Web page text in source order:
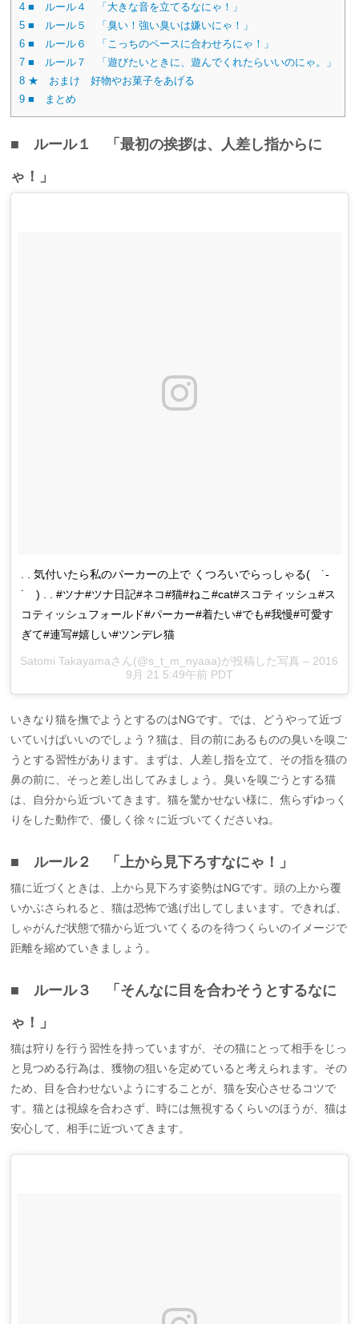
4 ■ ルール４ 「大きな音を立てるなにゃ！」
5 ■ ルール５ 「臭い！強い臭いは嫌いにゃ！」
6 ■ ルール６ 「こっちのペースに合わせろにゃ！」
7 ■ ルール７ 「遊びたいときに、遊んでくれたらいいのにゃ。」
8 ★ おまけ 好物やお菓子をあげる
9 ■ まとめ
■ ルール１ 「最初の挨拶は、人差し指からに
ゃ！」
. . 気付いたら私のパーカーの上で くつろいでらっしゃる( ˙-
˙ ) . . #ツナ#ツナ日記#ネコ#猫#ねこ#cat#スコティッシュ#ス
コティッシュフォールド#パーカー#着たい#でも#我慢#可愛す
ぎて#連写#嬉しい#ツンデレ猫
Satomi Takayamaさん(@s_t_m_nyaaa)が投稿した写真 – 2016
9月 21 5:49午前 PDT
いきなり猫を撫でようとするのはNGです。では、どうやって近づ
いていけばいいのでしょう？猫は、目の前にあるものの臭いを嗅ご
うとする習性があります。まずは、人差し指を立て、その指を猫の
鼻の前に、そっと差し出してみましょう。臭いを嗅ごうとする猫
は、自分から近づいてきます。猫を驚かせない様に、焦らずゆっく
りをした動作で、優しく徐々に近づいてくださいね。
■ ルール２ 「上から見下ろすなにゃ！」
猫に近づくときは、上から見下ろす姿勢はNGです。頭の上から覆
いかぶさられると、猫は恐怖で逃げ出してしまいます。できれば、
しゃがんだ状態で猫から近づいてくるのを待つくらいのイメージで
距離を縮めていきましょう。
■ ルール３ 「そんなに目を合わそうとするなに
ゃ！」
猫は狩りを行う習性を持っていますが、その猫にとって相手をじっ
と見つめる行為は、獲物の狙いを定めていると考えられます。その
ため、目を合わせないようにすることが、猫を安心させるコツで
す。猫とは視線を合わさず、時には無視するくらいのほうが、猫は
安心して、相手に近づいてきます。